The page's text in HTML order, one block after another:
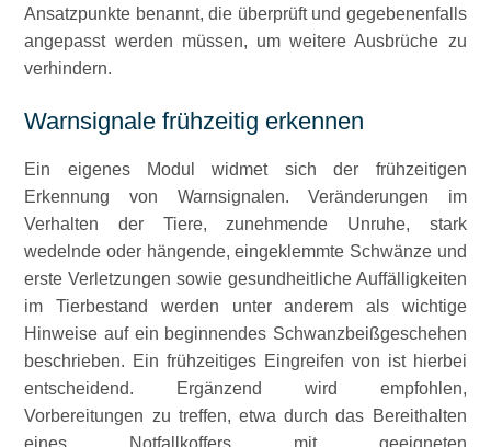
Ansatzpunkte benannt, die überprüft und gegebenenfalls
angepasst werden müssen, um weitere Ausbrüche zu
verhindern.
Warnsignale frühzeitig erkennen
Ein eigenes Modul widmet sich der frühzeitigen
Erkennung von Warnsignalen. Veränderungen im
Verhalten der Tiere, zunehmende Unruhe, stark
wedelnde oder hängende, eingeklemmte Schwänze und
erste Verletzungen sowie gesundheitliche Auffälligkeiten
im Tierbestand werden unter anderem als wichtige
Hinweise auf ein beginnendes Schwanzbeißgeschehen
beschrieben. Ein frühzeitiges Eingreifen von ist hierbei
entscheidend. Ergänzend wird empfohlen,
Vorbereitungen zu treffen, etwa durch das Bereithalten
eines Notfallkoffers mit geeigneten